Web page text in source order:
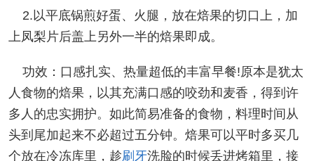
2.以平底锅煎好蛋、火腿，放在焙果的切口上，加
上凤梨片后盖上另外一半的焙果即成。
功效：口感扎实、热量超低的丰富早餐!原本是犹太
人食物的焙果，以其充满口感的咬劲和麦香，得到许
多人的忠实拥护。如此简易准备的食物，料理时间从
头到尾加起来不必超过五分钟。焙果可以平时多买几
个放在冷冻库里，趁刷牙洗脸的时候丢进烤箱里，接